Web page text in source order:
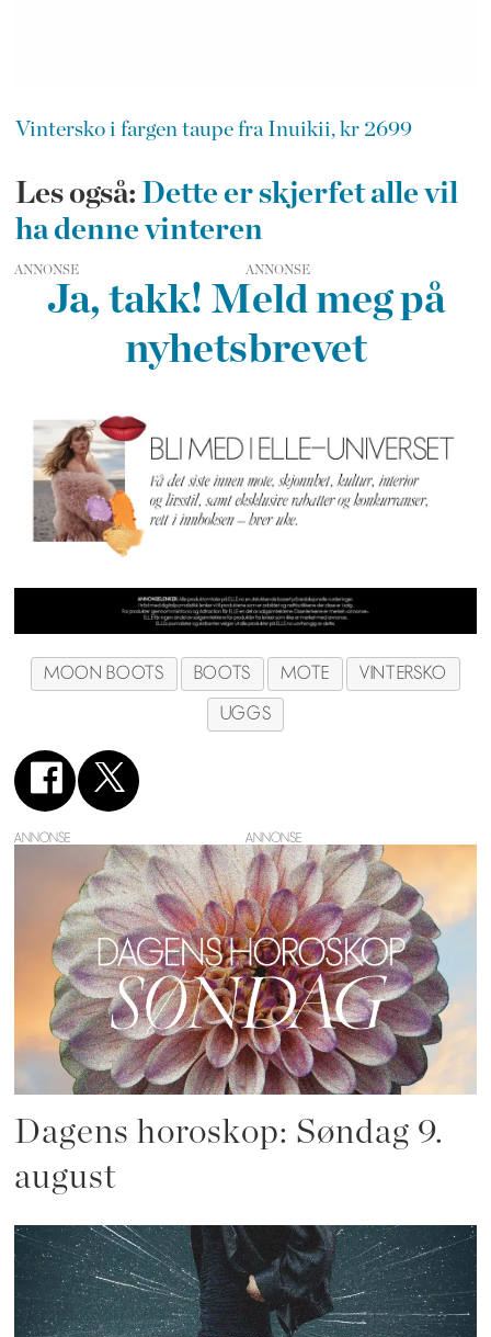
Vintersko i fargen taupe fra Inuikii, kr 2699
Les også: Dette er skjerfet alle vil
ha denne vinteren
ANNONSE
Ja, takk! Meld meg på
nyhetsbrevet
MOON BOOTS BOOTS MOTE
VINTERSKO
UGGS
ANNONSE
Dagens horoskop: Søndag 9.
august